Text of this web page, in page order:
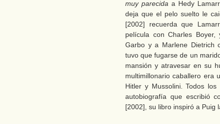
muy parecida a Hedy
deja que el pelo suelto le
[2002] recuerda que
película con Charles
Garbo y a Marlene Dietrich
tuvo que fugarse de un
mansión y atravesar en su
multimillonario caballero era
Hitler y Mussolini. Todos
autobiografía que escribió
[2002], su libro inspiró a Puig